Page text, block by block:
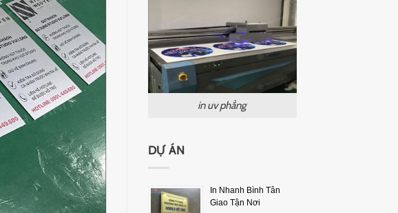
in uv phẳng
DỰ ÁN
In Nhanh Bình Tân
Giao Tận Nơi